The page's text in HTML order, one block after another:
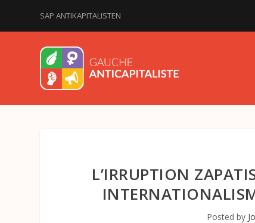
SAP ANTIKAPITALISTEN
L’IRRUPTION
Posted by